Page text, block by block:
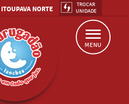
MENU
ITOUPAVA NORTE
TROCAR
UNIDADE